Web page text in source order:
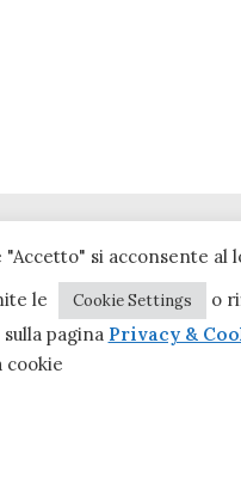
si acconsente al
le Cookie Settings o
pagina Privacy &
cookie